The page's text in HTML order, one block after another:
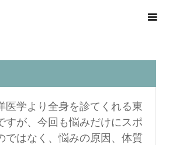
医学より全身を診てくれる東
すが、今回も悩みだけにスポ
ではなく、悩みの原因、体質